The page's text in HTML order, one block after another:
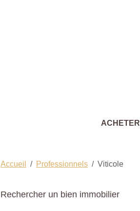
ACHETER
Accueil Professionnels Viticole
Rechercher un bien immobilier